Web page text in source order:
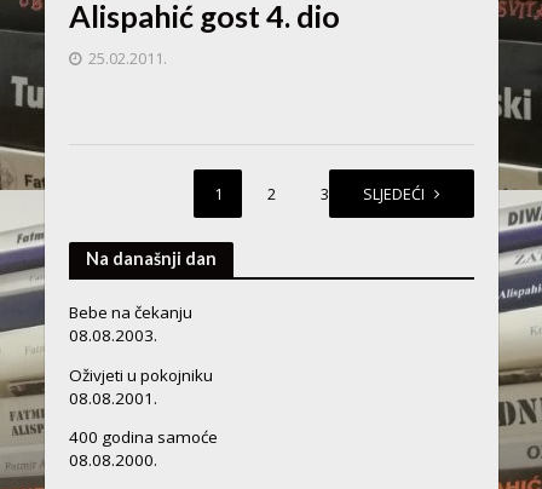
Alispahić gost 4. dio
25.02.2011.
1 2 3 SLJEDEĆI
Na današnji dan
Bebe na čekanju
08.08.2003.
Oživjeti u pokojniku
08.08.2001.
400 godina samoće
08.08.2000.